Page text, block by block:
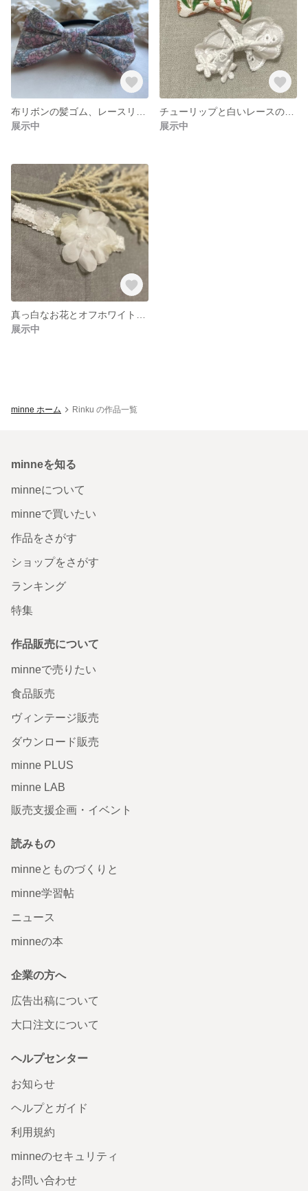
展示中
展示中
展示中
minne ホーム Rinku の作品一覧
minneを知る
minneについて
minneで買いたい
作品をさがす
ショップをさがす
ランキング
特集
作品販売について
minneで売りたい
食品販売
ヴィンテージ販売
ダウンロード販売
minne PLUS
minne LAB
販売支援企画・イベント
読みもの
minneとものづくりと
minne学習帖
ニュース
minneの本
企業の方へ
広告出稿について
大口注文について
ヘルプセンター
お知らせ
ヘルプとガイド
利用規約
minneのセキュリティ
お問い合わせ